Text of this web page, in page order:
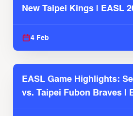
New Taipei Kings | EASL
4 Feb
EASL Game Highlights:
vs. Taipei Fubon Braves |